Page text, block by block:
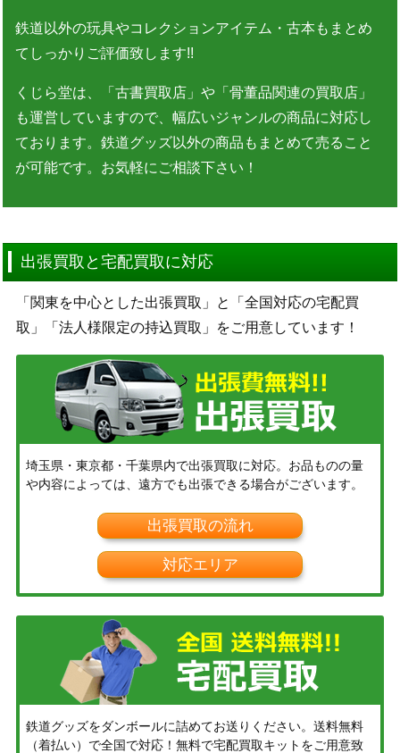
鉄道以外の玩具やコレクションアイテム・古本もまとめ
てしっかりご評価致します!!
くじら堂は、「古書買取店」や「骨董品関連の買取店」
も運営していますので、幅広いジャンルの商品に対応し
ております。鉄道グッズ以外の商品もまとめて売ること
が可能です。お気軽にご相談下さい！
出張買取と宅配買取に対応
「関東を中心とした出張買取」と「全国対応の宅配買
取」「法人様限定の持込買取」をご用意しています！
埼玉県・東京都・千葉県内で出張買取に対応。お品ものの量
や内容によっては、遠方でも出張できる場合がございます。
出張買取の流れ
対応エリア
鉄道グッズをダンボールに詰めてお送りください。送料無料
（着払い）で全国で対応！無料で宅配買取キットをご用意致